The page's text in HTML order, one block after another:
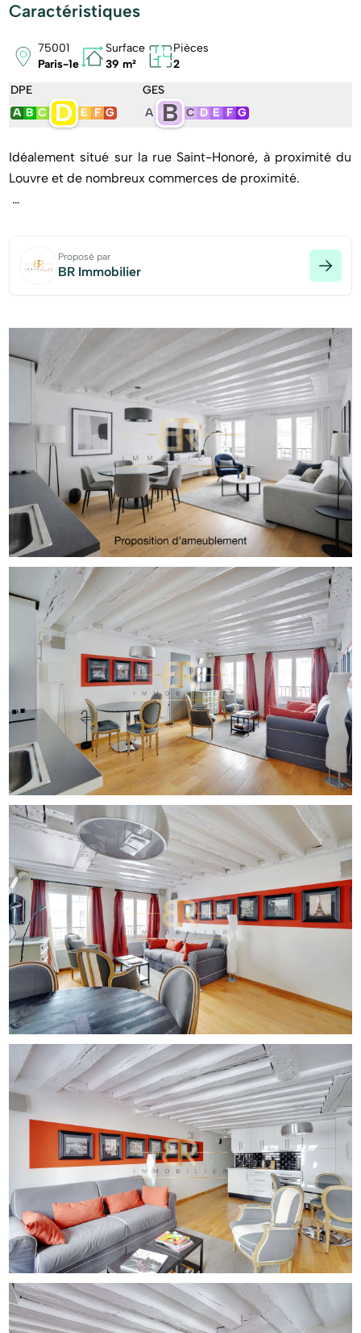
Caractéristiques
75001
Paris-1e
Surface
39 m²
Pièces
2
DPE
A B C D E F G
GES
A
B C D E F G
Idéalement situé sur la rue Saint-Honoré, à proximité du
Louvre et de nombreux commerces de proximité.
Le Cabinet BR immobilier a le plaisir de vous présenter ce
compose d'une entrée avec rangements desservant un
séjour donnant sur la rue Saint-Honoré, une cuisine
américaine avec parquet et poutres, une chambre
donnant sur une courette intérieure avec sa salle d'eau
attenante et d'un WC séparé.
DPE D, idéal investissement, premier achat ou pied-à-
terre !
Proposé par
BR Immobilier